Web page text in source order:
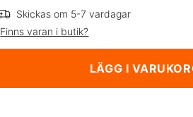
Skickas om 5-7 vardagar
Finns varan i butik?
LÄGG I